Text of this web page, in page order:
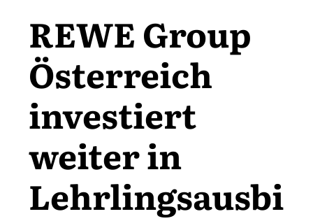
Kontakt
REWE Group
Österreich
investiert
weiter in